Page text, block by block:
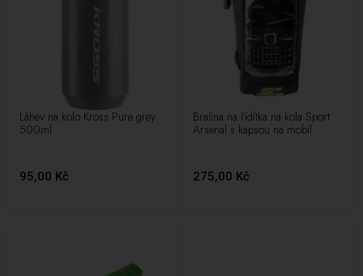
Láhev na kolo Kross Pure grey
500ml
95,00 Kč
Brašna na řídítka na kola Sport
Arsenal s kapsou na mobil
275,00 Kč